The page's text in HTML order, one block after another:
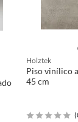
Holztek
Piso vinílico
45 cm
(